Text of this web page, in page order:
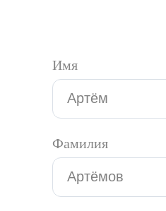
Имя
Фамилия